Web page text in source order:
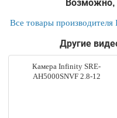
Возможно,
Все товары
Другие
Камера Infinity SRE-
AH5000SNVF 2.8-12